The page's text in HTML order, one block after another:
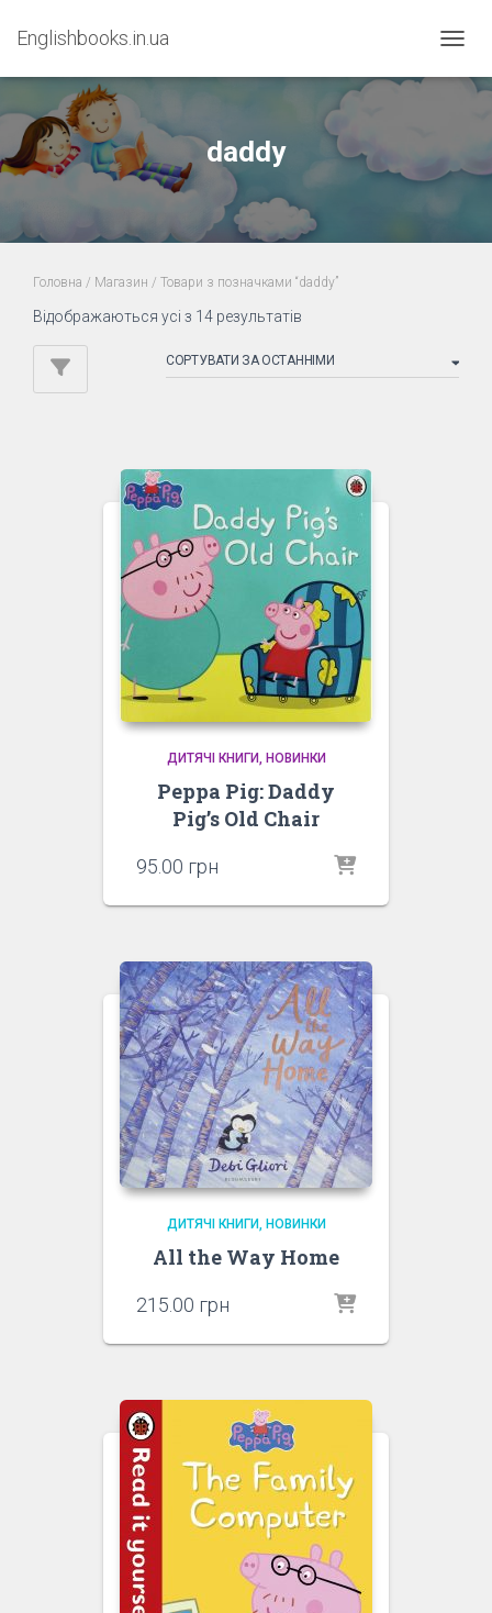
Englishbooks.in.ua
daddy
Головна / Магазин / Товари з позначками “daddy”
Відображаються усі з 14 результатів
latest
ДИТЯЧІ КНИГИ НОВИНКИ
Peppa Pig: Daddy
Pig’s Old Chair
95.00 грн
ДИТЯЧІ КНИГИ НОВИНКИ
All the Way Home
215.00 грн